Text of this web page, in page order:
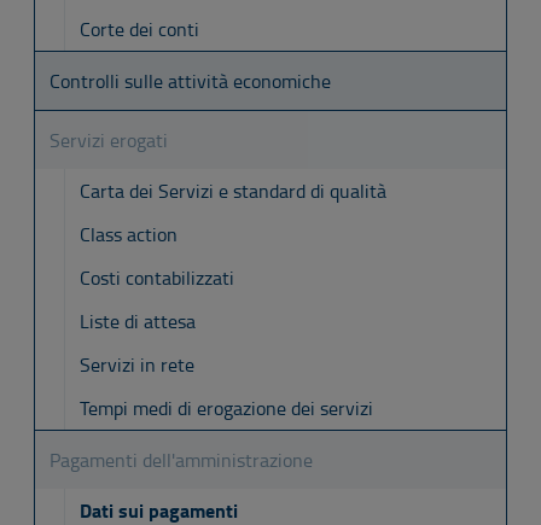
Corte dei conti
Controlli sulle attività economiche
Servizi erogati
Carta dei Servizi e standard di qualità
Class action
Costi contabilizzati
Liste di attesa
Servizi in rete
Tempi medi di erogazione dei servizi
Pagamenti dell'amministrazione
Dati sui pagamenti